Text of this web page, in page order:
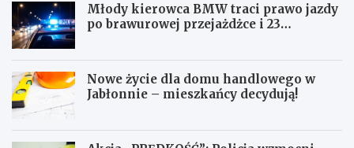
Młody kierowca BMW traci prawo jazdy
po brawurowej przejażdżce i 23
Nowe życie dla domu handlowego w
Jabłonnie – mieszkańcy decydują!